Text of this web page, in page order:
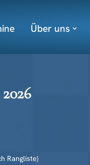
Über uns
Rangliste)